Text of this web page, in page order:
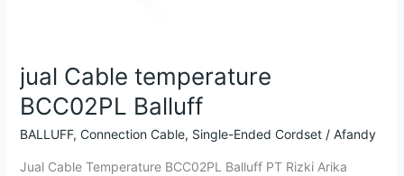
jual Cable temperature
BCC02PL Balluff
BALLUFF, Connection Cable, Single-Ended Cordset/ Afandy
Jual Cable Temperature BCC02PL Balluff PT Rizki Arika